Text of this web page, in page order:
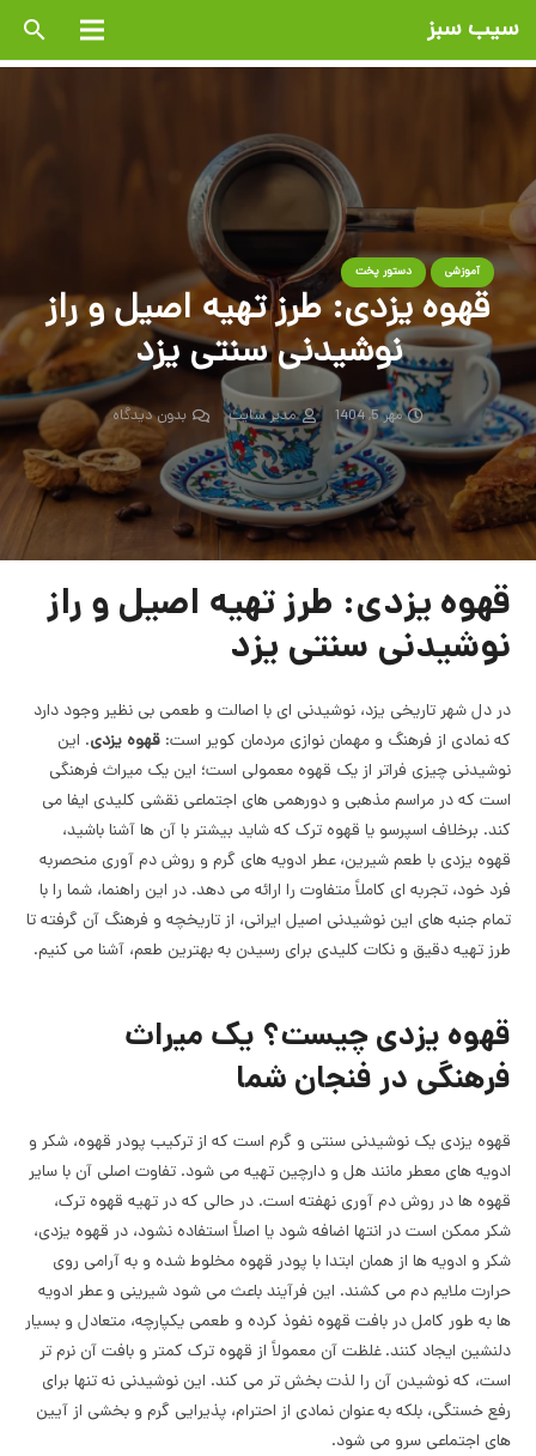
سیب سبز search
آموزشی دستور پخت
قهوه یزدی: طرز تهیه اصیل و راز
نوشیدنی سنتی یزد
مهر 5, 1404 مدیر سایت بدون دیدگاه
قهوه یزدی: طرز تهیه اصیل و راز
نوشیدنی سنتی یزد
در دل شهر تاریخی یزد، نوشیدنی ای با اصالت و طعمی بی نظیر وجود دارد
که نمادی از فرهنگ و مهمان نوازی مردمان کویر است: قهوه یزدی. این
نوشیدنی چیزی فراتر از یک قهوه معمولی است؛ این یک میراث فرهنگی
است که در مراسم مذهبی و دورهمی های اجتماعی نقشی کلیدی ایفا می
کند. برخلاف اسپرسو یا قهوه ترک که شاید بیشتر با آن ها آشنا باشید،
قهوه یزدی با طعم شیرین، عطر ادویه های گرم و روش دم آوری منحصربه
فرد خود، تجربه ای کاملاً متفاوت را ارائه می دهد. در این راهنما، شما را با
تمام جنبه های این نوشیدنی اصیل ایرانی، از تاریخچه و فرهنگ آن گرفته تا
طرز تهیه دقیق و نکات کلیدی برای رسیدن به بهترین طعم، آشنا می کنیم.
قهوه یزدی چیست؟ یک میراث
فرهنگی در فنجان شما
قهوه یزدی یک نوشیدنی سنتی و گرم است که از ترکیب پودر قهوه، شکر و
ادویه های معطر مانند هل و دارچین تهیه می شود. تفاوت اصلی آن با سایر
قهوه ها در روش دم آوری نهفته است. در حالی که در تهیه قهوه ترک،
شکر ممکن است در انتها اضافه شود یا اصلاً استفاده نشود، در قهوه یزدی،
شکر و ادویه ها از همان ابتدا با پودر قهوه مخلوط شده و به آرامی روی
حرارت ملایم دم می کشند. این فرآیند باعث می شود شیرینی و عطر ادویه
ها به طور کامل در بافت قهوه نفوذ کرده و طعمی یکپارچه، متعادل و بسیار
دلنشین ایجاد کنند. غلظت آن معمولاً از قهوه ترک کمتر و بافت آن نرم تر
است، که نوشیدن آن را لذت بخش تر می کند. این نوشیدنی نه تنها برای
رفع خستگی، بلکه به عنوان نمادی از احترام، پذیرایی گرم و بخشی از آیین
های اجتماعی سرو می شود.